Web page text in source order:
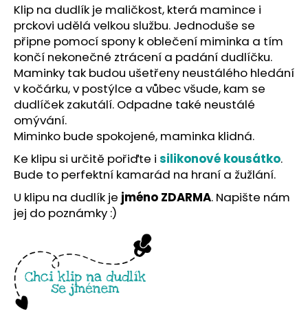
Klip na dudlík je maličkost, která mamince i
prckovi udělá velkou službu. Jednoduše se
připne pomocí spony k oblečení miminka a tím
končí nekonečné ztrácení a padání dudlíčku.
Maminky tak budou ušetřeny neustálého hledání
v kočárku, v postýlce a vůbec všude, kam se
dudlíček zakutálí. Odpadne také neustálé
omývání.
Miminko bude spokojené, maminka klidná.
Ke klipu si určitě pořiďte i silikonové kousátko.
Bude to perfektní kamarád na hraní a žužlání.
U klipu na dudlík je jméno ZDARMA. Napište nám
jej do poznámky :)
D
o
p
o
r
u
č
u
j
m
e